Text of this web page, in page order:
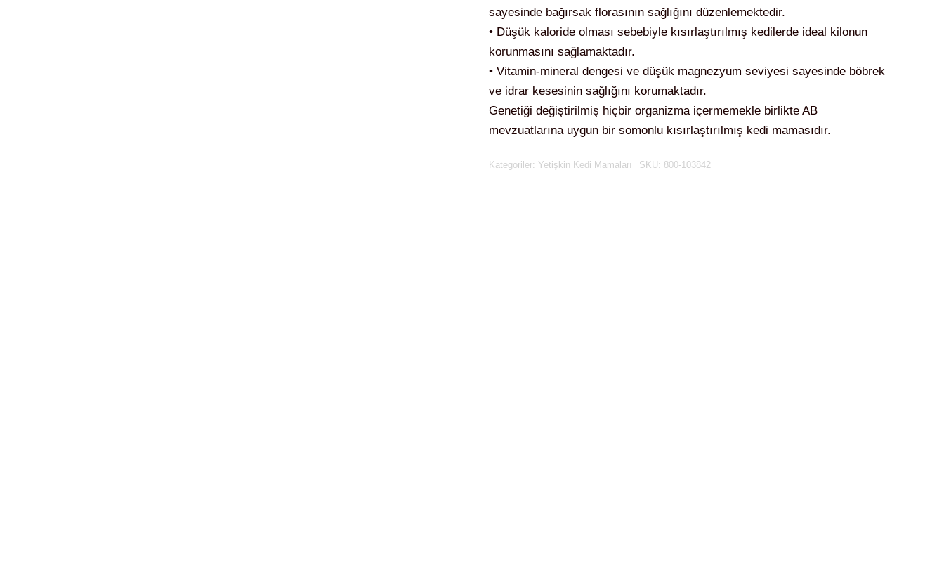
sayesinde bağırsak florasının sağlığını düzenlemektedir.
• Düşük kaloride olması sebebiyle kısırlaştırılmış kedilerde ideal kilonun
korunmasını sağlamaktadır.
• Vitamin-mineral dengesi ve düşük magnezyum seviyesi sayesinde böbrek
ve idrar kesesinin sağlığını korumaktadır.
Genetiği değiştirilmiş hiçbir organizma içermemekle birlikte AB
mevzuatlarına uygun bir somonlu kısırlaştırılmış kedi mamasıdır.
Kategoriler: Yetişkin Kedi Mamaları SKU: 800-103842